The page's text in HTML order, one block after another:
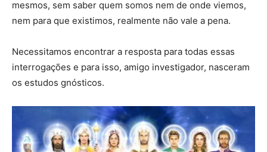
mesmos, sem saber quem somos nem de onde viemos,
nem para que existimos, realmente não vale a pena.
Necessitamos encontrar a resposta para todas essas
interrogações e para isso, amigo investigador, nasceram
os estudos gnósticos.